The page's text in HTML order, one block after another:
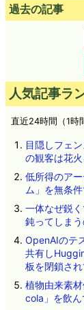
過去の記事
人気記事ラ
直近24時間（1時
目隠しフェ
の観客は花
低所得のア
ム」を無条
一体なぜ鋭
鈍ってしまう
OpenAIのテ
共有し
板を閉鎖さ
植物由来素
cola」を飲ん